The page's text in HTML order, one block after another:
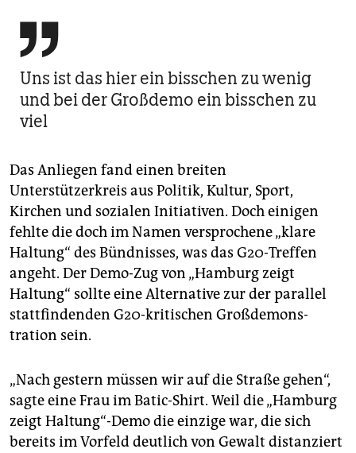

Uns ist das hier ein bisschen zu wenig
und bei der Großdemo ein bisschen zu
viel
Das Anliegen fand einen breiten
Unterstützerkreis aus Politik, Kultur, Sport,
Kirchen und sozialen Initiativen. Doch einigen
fehlte die doch im Namen versprochene „klare
Haltung“ des Bündnisses, was das G20-Treffen
angeht. Der Demo-Zug von „Hamburg zeigt
Haltung“ sollte eine Alternative zur der parallel
stattfindenden G20-kritischen Großdemons­
tration sein.
„Nach gestern müssen wir auf die Straße gehen“,
sagte eine Frau im Batic-Shirt. Weil die „Hamburg
zeigt Haltung“-Demo die einzige war, die sich
bereits im Vorfeld deutlich von Gewalt distanziert